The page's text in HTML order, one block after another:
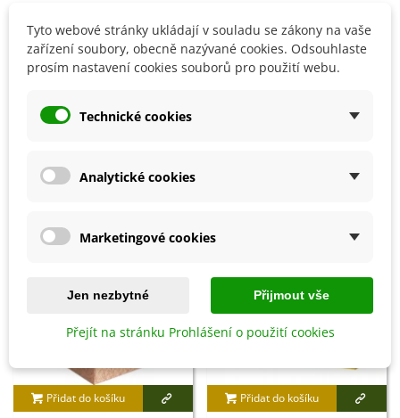
hnojení.
Přidat do košíku Přidat do košíku
Tyto webové stránky ukládají v souladu se zákony na vaše
zařízení soubory, obecně nazývané cookies. Odsouhlaste
prosím nastavení cookies souborů pro použití webu.
Technické cookies
Analytické cookies
Marketingové cookies
Jen nezbytné Přijmout vše
Přejít na stránku Prohlášení o použití cookies